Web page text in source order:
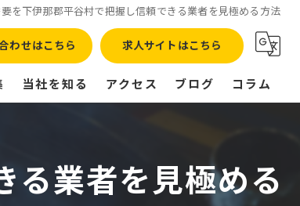
を下伊那郡平谷村で把握し信頼できる業者を見極める方法
わせはこちら 求人サイトはこちら
当社を知る
転職
アクセス ブログ コラム
る業者を見極める